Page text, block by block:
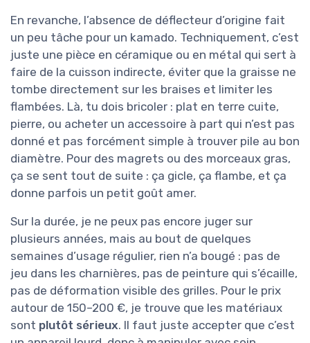
En revanche, l’absence de déflecteur d’origine fait
un peu tâche pour un kamado. Techniquement, c’est
juste une pièce en céramique ou en métal qui sert à
faire de la cuisson indirecte, éviter que la graisse ne
tombe directement sur les braises et limiter les
flambées. Là, tu dois bricoler : plat en terre cuite,
pierre, ou acheter un accessoire à part qui n’est pas
donné et pas forcément simple à trouver pile au bon
diamètre. Pour des magrets ou des morceaux gras,
ça se sent tout de suite : ça gicle, ça flambe, et ça
donne parfois un petit goût amer.
Sur la durée, je ne peux pas encore juger sur
plusieurs années, mais au bout de quelques
semaines d’usage régulier, rien n’a bougé : pas de
jeu dans les charnières, pas de peinture qui s’écaille,
pas de déformation visible des grilles. Pour le prix
autour de 150–200 €, je trouve que les matériaux
sont plutôt sérieux. Il faut juste accepter que c’est